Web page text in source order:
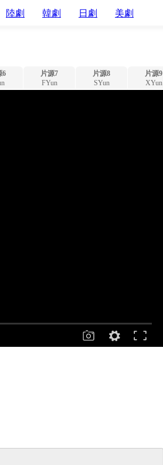
陸劇 韓劇 日劇 美劇
6
片源7
FYun
片源8
SYun
片源9
XYun